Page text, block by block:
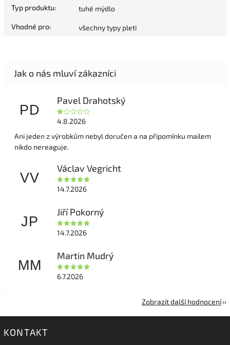
Typ produktu: tuhé mýdlo
Vhodné pro: všechny typy pleti
PD
Pavel Drahotský
4.8.2026
Ani jeden z výrobkům nebyl doručen a na připomínku mailem
nikdo nereaguje.
VV
Václav Vegricht
14.7.2026
JP
Jiří Pokorný
14.7.2026
MM
Martin Mudrý
6.7.2026
Zobrazit další hodnocení
KONTAKT